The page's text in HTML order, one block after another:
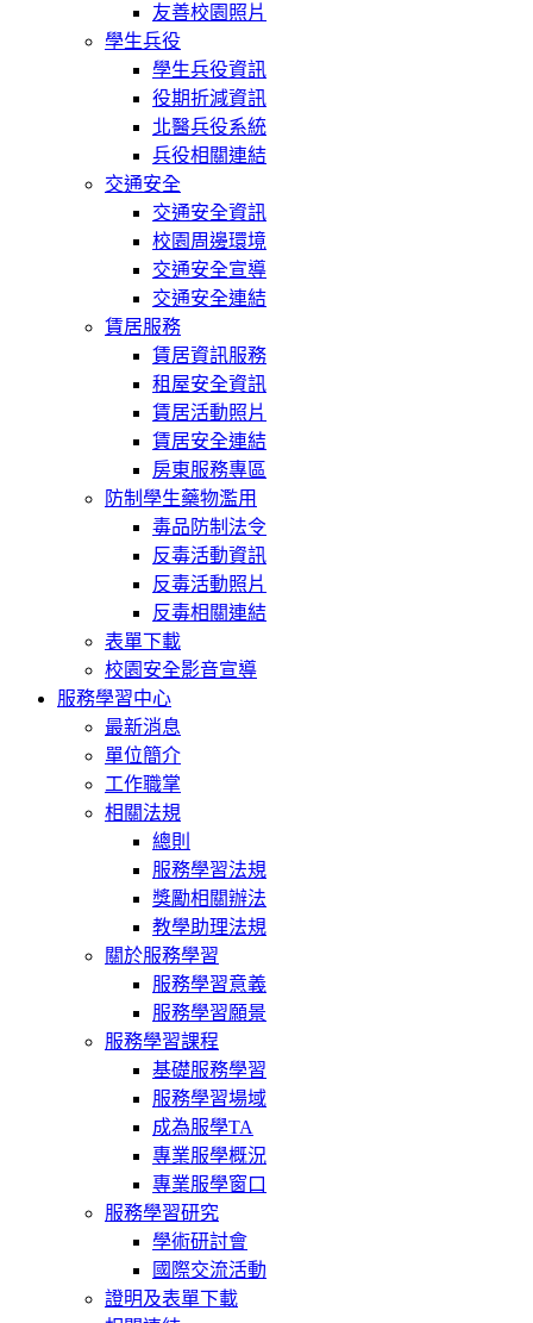
友善校園照片
學生兵役
學生兵役資訊
役期折減資訊
北醫兵役系統
兵役相關連結
交通安全
交通安全資訊
校園周邊環境
交通安全宣導
交通安全連結
賃居服務
賃居資訊服務
租屋安全資訊
賃居活動照片
賃居安全連結
房東服務專區
防制學生藥物濫用
毒品防制法令
反毒活動資訊
反毒活動照片
反毒相關連結
表單下載
校園安全影音宣導
服務學習中心
最新消息
單位簡介
工作職掌
相關法規
總則
服務學習法規
獎勵相關辦法
教學助理法規
關於服務學習
服務學習意義
服務學習願景
服務學習課程
基礎服務學習
服務學習場域
成為服學TA
專業服學概況
專業服學窗口
服務學習研究
學術研討會
國際交流活動
證明及表單下載